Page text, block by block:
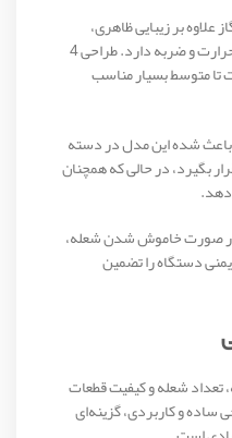
بر زیبایی ظاهری،
نظافت آسان و مقاومت بالا در برابر حرارت و ضربه دارد. طراحی 4
تا متوسط بسیار مناسب
باعث شده این مدل در دسته
بگیرد، در حالی که همچنان
صورت خاموش شدن شعله،
دستگاه را تضمین
شعله و کیفیت قطعات
ساده و کاربردی، گزینه‌ای